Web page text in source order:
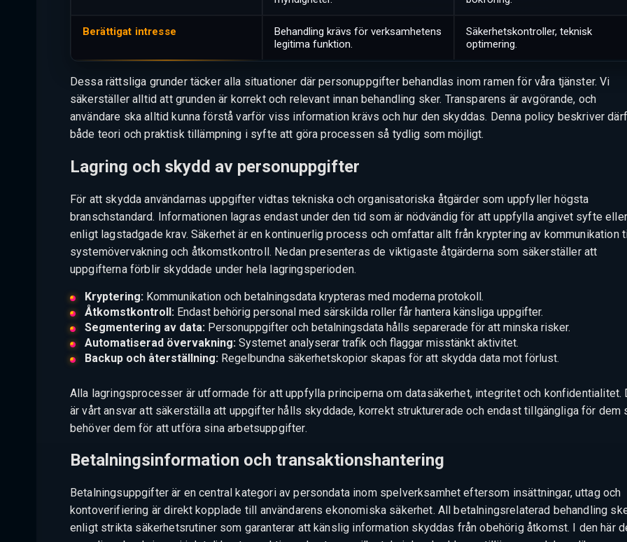
Berättigat intresse
Behandling krävs för verksamhetens
legitima funktion.
Säkerhetskontroller, teknisk
optimering.
Dessa rättsliga grunder täcker alla situationer där personuppgifter behandlas inom ramen för våra tjänster. Vi
säkerställer alltid att grunden är korrekt och relevant innan behandling sker. Transparens är avgörande, och
användare ska alltid kunna förstå varför viss information krävs och hur den skyddas. Denna policy beskriver
både teori och praktisk tillämpning i syfte att göra processen så tydlig som möjligt.
Lagring och skydd av personuppgifter
För att skydda användarnas uppgifter vidtas tekniska och organisatoriska åtgärder som uppfyller högsta
branschstandard. Informationen lagras endast under den tid som är nödvändig för att uppfylla angivet syfte eller
enligt lagstadgade krav. Säkerhet är en kontinuerlig process och omfattar allt från kryptering av kommunikation
systemövervakning och åtkomstkontroll. Nedan presenteras de viktigaste åtgärderna som säkerställer att
uppgifterna förblir skyddade under hela lagringsperioden.
Kryptering:Kommunikation och betalningsdata krypteras med moderna protokoll.
Åtkomstkontroll:Endast behörig personal med särskilda roller får hantera känsliga uppgifter.
Segmentering av data:Personuppgifter och betalningsdata hålls separerade för att minska risker.
Automatiserad övervakning:Systemet analyserar trafik och flaggar misstänkt aktivitet.
Backup och återställning:Regelbundna säkerhetskopior skapas för att skydda data mot förlust.
Alla lagringsprocesser är utformade för att uppfylla principerna om datasäkerhet, integritet och konfidentialitet.
är vårt ansvar att säkerställa att uppgifter hålls skyddade, korrekt strukturerade och endast tillgängliga för dem
behöver dem för att utföra sina arbetsuppgifter.
Betalningsinformation och transaktionshantering
Betalningsuppgifter är en central kategori av persondata inom spelverksamhet eftersom insättningar, uttag och
kontoverifiering är direkt kopplade till användarens ekonomiska säkerhet. All betalningsrelaterad behandling
enligt strikta säkerhetsrutiner som garanterar att känslig information skyddas från obehörig åtkomst. I den här